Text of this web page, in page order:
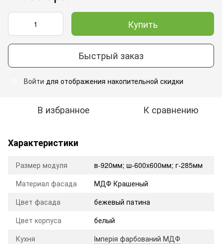
Купить
Быстрый заказ
Войти для отображения накопительной скидки
В избранное К сравнению
Характеристики
Размер модуля
в-920мм; ш-600x600мм; г-285мм
Материал фасада
МДФ Крашеный
Цвет фасада
бежевый патина
Цвет корпуса
белый
Кухня
Імперія фарбований МДФ